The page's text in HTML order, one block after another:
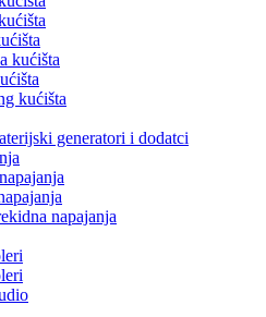
kućišta
kućišta
generatori i dodatci
napajanja